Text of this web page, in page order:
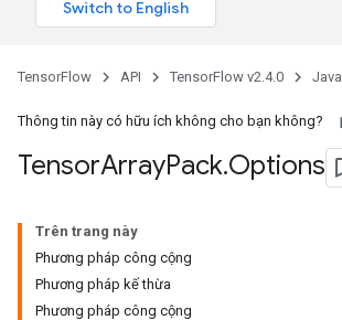
TensorFlow API TensorFlow v2.4.0 Java
Thông tin này có hữu ích không cho bạn không?
TensorArrayPack.Options
Trên trang này
Phương pháp công cộng
Phương pháp kế thừa
Phương pháp công cộng